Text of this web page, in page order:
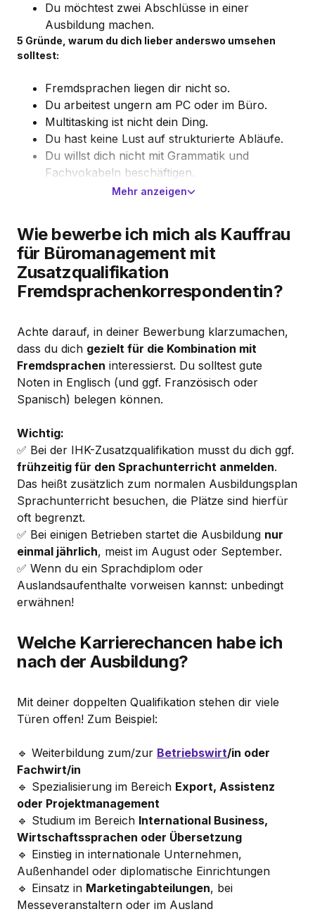
Du möchtest zwei Abschlüsse in einer
Ausbildung machen.
5 Gründe, warum du dich lieber anderswo umsehen
solltest:
Fremdsprachen liegen dir nicht so.
Du arbeitest ungern am PC oder im Büro.
Multitasking ist nicht dein Ding.
Du hast keine Lust auf strukturierte Abläufe.
Du willst dich nicht mit Grammatik und
Fachvokabeln beschäftigen.
Mehr anzeigen
Wie bewerbe ich mich als Kauffrau
für Büromanagement mit
Zusatzqualifikation
Fremdsprachenkorrespondentin?
Achte darauf, in deiner Bewerbung klarzumachen,
dass du dich gezielt für die Kombination mit
Fremdsprachen interessierst. Du solltest gute
Noten in Englisch (und ggf. Französisch oder
Spanisch) belegen können.
Wichtig:
✅ Bei der IHK-Zusatzqualifikation musst du dich ggf.
frühzeitig für den Sprachunterricht anmelden.
Das heißt zusätzlich zum normalen Ausbildungsplan
Sprachunterricht besuchen, die Plätze sind hierfür
oft begrenzt.
✅ Bei einigen Betrieben startet die Ausbildung nur
einmal jährlich, meist im August oder September.
✅ Wenn du ein Sprachdiplom oder
Auslandsaufenthalte vorweisen kannst: unbedingt
erwähnen!
Welche Karrierechancen habe ich
nach der Ausbildung?
Mit deiner doppelten Qualifikation stehen dir viele
Türen offen! Zum Beispiel:
🔹 Weiterbildung zum/zur Betriebswirt/in oder
Fachwirt/in
🔹 Spezialisierung im Bereich Export, Assistenz
oder Projektmanagement
🔹 Studium im Bereich International Business,
Wirtschaftssprachen oder Übersetzung
🔹 Einstieg in internationale Unternehmen,
Außenhandel oder diplomatische Einrichtungen
🔹 Einsatz in Marketingabteilungen, bei
Messeveranstaltern oder im Ausland